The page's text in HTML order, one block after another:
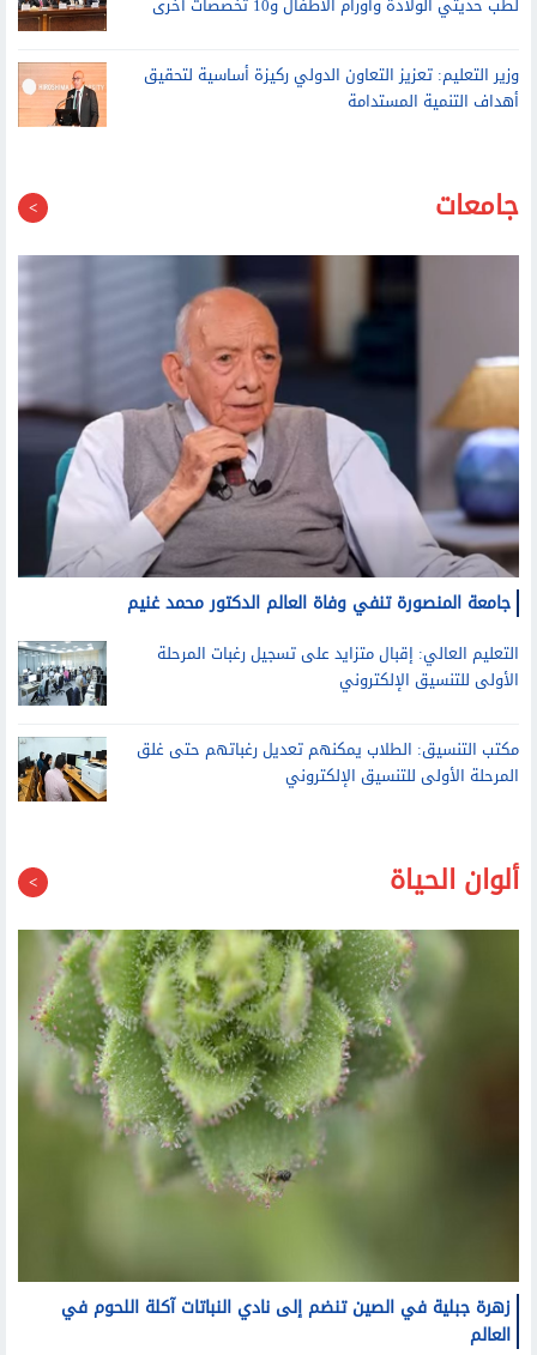
وزير التعليم: تعزيز التعاون الدولي ركيزة أساسية لتحقيق
أهداف التنمية المستدامة
جامعات
جامعة المنصورة تنفي وفاة العالم الدكتور محمد غنيم
التعليم العالي: إقبال متزايد على تسجيل رغبات المرحلة
الأولى للتنسيق الإلكتروني
مكتب التنسيق: الطلاب يمكنهم تعديل رغباتهم حتى غلق
المرحلة الأولى للتنسيق الإلكتروني
ألوان الحياة
زهرة جبلية في الصين تنضم إلى نادي النباتات آكلة اللحوم في
العالم